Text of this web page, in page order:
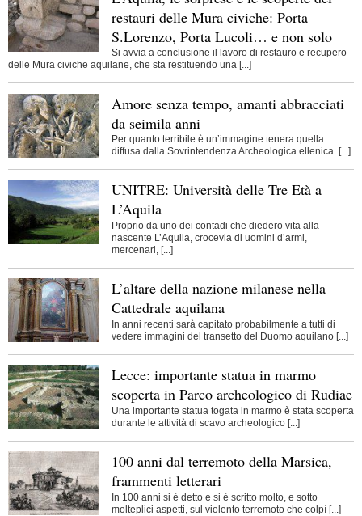
restauri delle Mura civiche: Porta
S.Lorenzo, Porta Lucoli… e non solo
Si avvia a conclusione il lavoro di restauro e recupero
delle Mura civiche aquilane, che sta restituendo una [...]
Amore senza tempo, amanti abbracciati
da seimila anni
Per quanto terribile è un’immagine tenera quella
diffusa dalla Sovrintendenza Archeologica ellenica. [...]
UNITRE: Università delle Tre Età a
L’Aquila
Proprio da uno dei contadi che diedero vita alla
nascente L’Aquila, crocevia di uomini d’armi,
mercenari, [...]
L’altare della nazione milanese nella
Cattedrale aquilana
In anni recenti sarà capitato probabilmente a tutti di
vedere immagini del transetto del Duomo aquilano [...]
Lecce: importante statua in marmo
scoperta in Parco archeologico di Rudiae
Una importante statua togata in marmo è stata scoperta
durante le attività di scavo archeologico [...]
100 anni dal terremoto della Marsica,
frammenti letterari
In 100 anni si è detto e si è scritto molto, e sotto
molteplici aspetti, sul violento terremoto che colpì [...]